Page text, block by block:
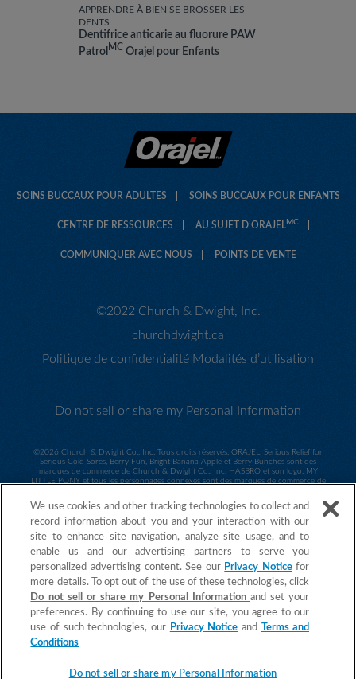
APPRENDRE À BIEN SE BROSSER LES
DENTS
Dentifrice anticarie au fluorure PAW
Patrol MCOrajel pour Enfants
SOINS BUCCAUX POUR ADULTES SOINS BUCCAUX POUR ENFANTS
CENTRE DE RESSOURCES AU SUJET D’ORAJEL MC
COMMUNIQUER AVEC NOUS POINTS DE VENTE
©2022 Church & Dwight, Inc.
churchdwight.ca
Politique de confidentialité Modalités d’utilisation
Do not sell or share my Personal Information
©2026 Church & Dwight Co., Inc. Tous droits réservés. ORAJEL, Serious Relief for
Serious Cold Sores, Berry Fun, Bright Banana Apple et Berry Bunches sont des
marques de commerce de Church & Dwight Co., Inc. HASBRO et son logo, MY
LITTLE PONY et tous les personnages connexes sont des marques de commerce de
et son logo et tous les personnages connexes sont des marques de commerce de
Sesame Workshop utilisées sous licence. ©2014 Sesame Workshop. ©2015 Spin
Master PAW Productions Inc. Tous droits réservés. PAW Patrol et tous les titres, logos
et personnages connexes sont des marques de commerce de Spin Master Ltd.
Nickelodeon et tous les titres et logos connexes sont des marques de commerce de
Viacom International Inc. Tous droits réservés. ORAJEL est une marque de commerce
de Church & Dwight Co., Inc.
We use cookies and other tracking technologies to collect and
record information about you and your interaction with our
site to enhance site navigation, analyze site usage, and to
enable us and our advertising partners to serve you
personalized advertising content. See our Privacy Noticefor
more details. To opt out of the use of these technologies, click
Do not sell or share my Personal Informationand set your
preferences. By continuing to use our site, you agree to our
use of such technologies, our Privacy Notice and Terms and
Conditions
Do not sell or share my Personal Information